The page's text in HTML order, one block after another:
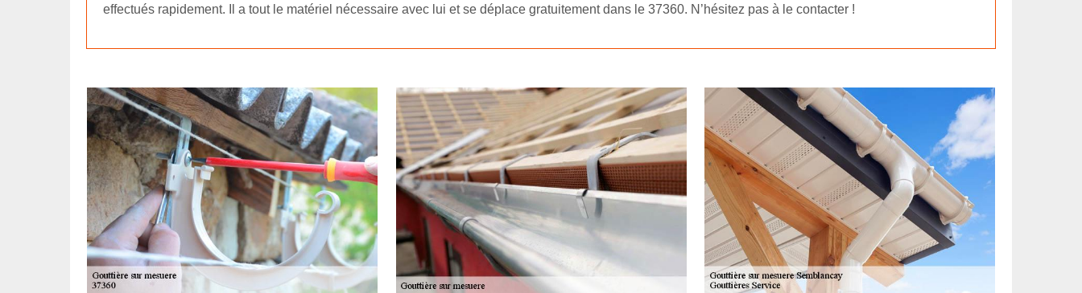
effectués rapidement. Il a tout le matériel nécessaire avec lui et se déplace gratuitement dans le 37360. N’hésitez pas à le contacter !